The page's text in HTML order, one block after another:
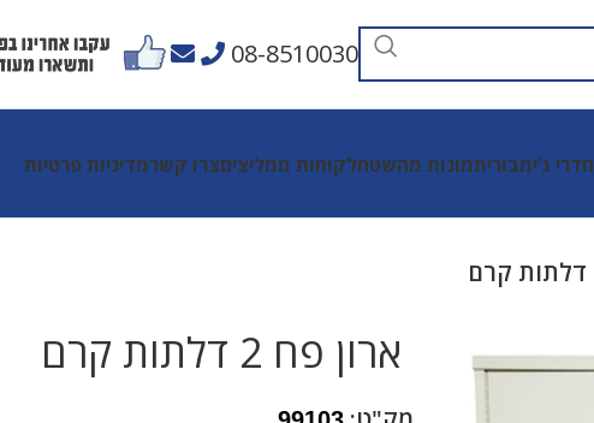
08-8510030
חדרי ג’ימבוריתמונות מהשטחלקוחות ממליציםצרו קשרמדיניות פרטיות
ארון פח 2 דלתות קרם